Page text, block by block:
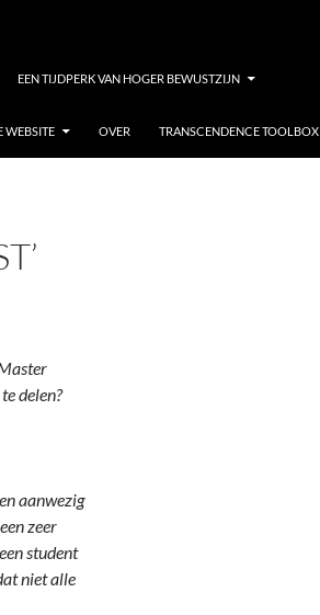
EEN TIJDPERK VAN HOGER BEWUSTZIJN
WEBSITE OVER TRANSCENDENCE TOOLBOX
delen?
aanwezig
zeer
student
niet alle